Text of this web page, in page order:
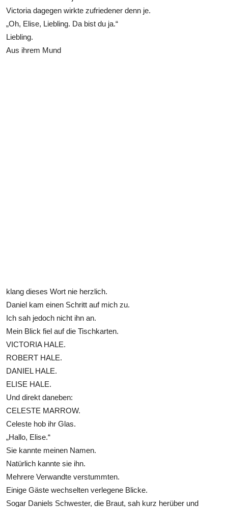
Victoria dagegen wirkte zufriedener denn je.
„Oh, Elise, Liebling. Da bist du ja.“
Liebling.
Aus ihrem Mund
klang dieses Wort nie herzlich.
Daniel kam einen Schritt auf mich zu.
Ich sah jedoch nicht ihn an.
Mein Blick fiel auf die Tischkarten.
VICTORIA HALE.
ROBERT HALE.
DANIEL HALE.
ELISE HALE.
Und direkt daneben:
CELESTE MARROW.
Celeste hob ihr Glas.
„Hallo, Elise.“
Sie kannte meinen Namen.
Natürlich kannte sie ihn.
Mehrere Verwandte verstummten.
Einige Gäste wechselten verlegene Blicke.
Sogar Daniels Schwester, die Braut, sah kurz herüber und